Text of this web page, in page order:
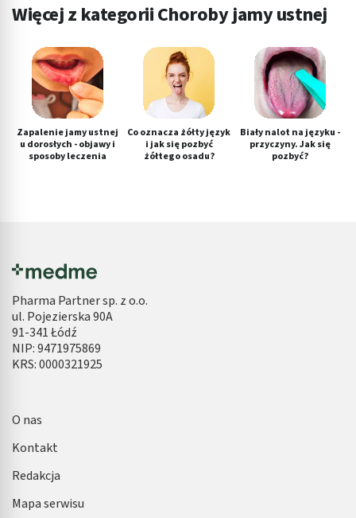
Więcej z kategorii Choroby jamy ustnej
Zapalenie jamy ustnej
u dorosłych - objawy i
sposoby leczenia
Co oznacza żółty język
i jak się pozbyć
żółtego osadu?
Biały nalot na języku -
przyczyny. Jak się
pozbyć?
Pharma Partner sp. z o.o.
ul. Pojezierska 90A
91-341 Łódź
NIP: 9471975869
KRS: 0000321925
O nas
Kontakt
Redakcja
Mapa serwisu